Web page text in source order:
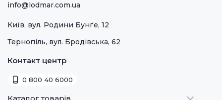
info@lodmar.com.ua
Київ, вул. Родини Бунґе, 12
Тернопіль, вул. Бродівська, 62
Контакт центр
0 800 40 6000